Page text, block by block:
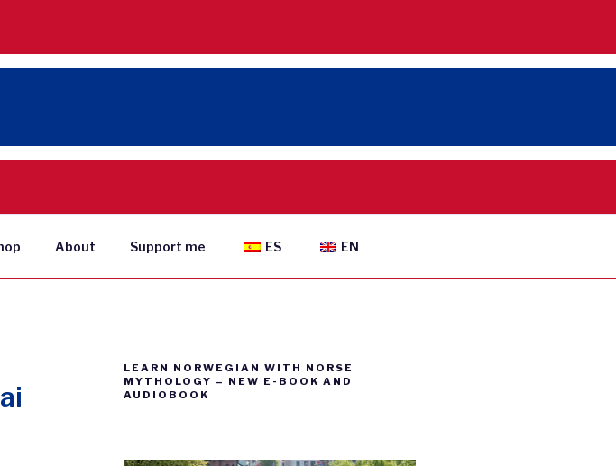
About Support me ES EN
LEARN NORWEGIAN WITH NORSE
MYTHOLOGY – NEW E-BOOK AND
AUDIOBOOK